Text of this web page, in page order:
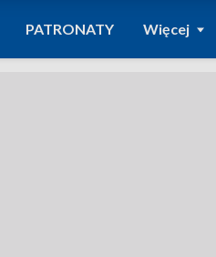
PATRONATY Więcej